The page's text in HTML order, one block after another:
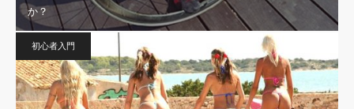
か？
初心者入門